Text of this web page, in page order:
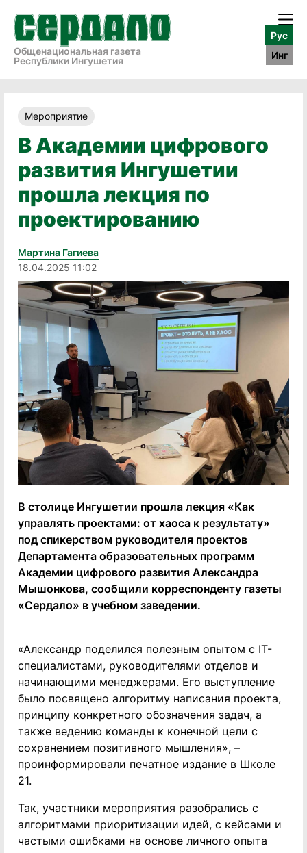
Общенациональная газета
Республики Ингушетия
Рус
Инг
Мероприятие
В Академии цифрового
развития Ингушетии
прошла лекция по
проектированию
Мартина Гагиева
18.04.2025 11:02
В столице Ингушетии прошла лекция «Как
управлять проектами: от хаоса к результату»
под спикерством руководителя проектов
Департамента образовательных программ
Академии цифрового развития Александра
Мышонкова, сообщили корреспонденту газеты
«Сердало» в учебном заведении.
«Александр поделился полезным опытом с IT-
специалистами, руководителями отделов и
начинающими менеджерами. Его выступление
было посвящено алгоритму написания проекта,
принципу конкретного обозначения задач, а
также ведению команды к конечной цели с
сохранением позитивного мышления», –
проинформировали печатное издание в Школе
21.
Так, участники мероприятия разобрались с
алгоритмами приоритизации идей, с кейсами и
частыми ошибками на основе личного опыта